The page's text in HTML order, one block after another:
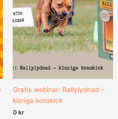
Gratis webinar: Rallylydnad –
kluriga konskick
0 kr